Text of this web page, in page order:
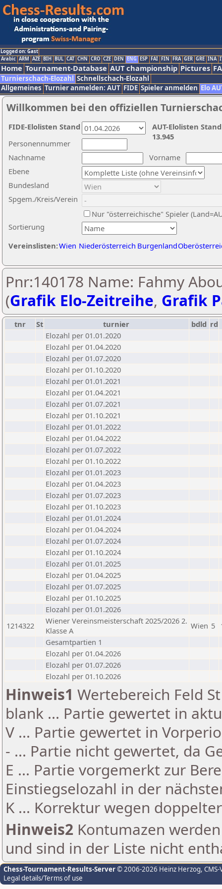
Logged on: Gast
Arabic ARM AZE BIH BUL CAT CHN CRO CZE DEN ENG ESP FAI FIN FRA GER GRE INA
Home Tournament-Database AUT championship Pictures
Turnierschach-Elozahl Schnellschach-Elozahl
Allgemeines Turnier anmelden: AUT FIDE Spieler anmelden Elo
Willkommen bei den offiziellen
Nachname
Vorname
Ebene
Sortierung
Personennummer
Bundesland
Spgem./Kreis/Verein
Nur "österreichische" Spieler
Vereinslisten:Wien Niederösterreich Burgenland
AUT-Elolisten
13.945
FIDE-Elolisten Stand
Pnr:140178 Name: Fahmy
(Grafik Elo-Zeitreihe, Grafik
tnr St turnier bdld rd
Elozahl per 01.01.2020
Elozahl per 01.04.2020
Elozahl per 01.07.2020
Elozahl per 01.10.2020
Elozahl per 01.01.2021
Elozahl per 01.04.2021
Elozahl per 01.07.2021
Elozahl per 01.10.2021
Elozahl per 01.01.2022
Elozahl per 01.04.2022
Elozahl per 01.07.2022
Elozahl per 01.10.2022
Elozahl per 01.01.2023
Elozahl per 01.04.2023
Elozahl per 01.07.2023
Elozahl per 01.10.2023
Elozahl per 01.01.2024
Elozahl per 01.04.2024
Elozahl per 01.07.2024
Elozahl per 01.10.2024
Elozahl per 01.01.2025
Elozahl per 01.04.2025
Elozahl per 01.07.2025
Elozahl per 01.10.2025
Elozahl per 01.01.2026
1214322
Wiener Vereinsmeisterschaft 2025/2026 2.
Klasse A
Wien 5
Gesamtpartien 1
Elozahl per 01.04.2026
Elozahl per 01.07.2026
Elozahl per 01.10.2026
Hinweis1 Wertebereich Feld
blank ... Partie gewertet in
V ... Partie gewertet in
- ... Partie nicht gewertet, da
E ... Partie vorgemerkt zur
Einstiegselozahl in der
K ... Korrektur wegen
Hinweis2 Kontumazen
und sind in der Liste nicht
Chess-Tournament-Results-Server© 2006-2026 Heinz Herzog,
Legal details/Terms of use